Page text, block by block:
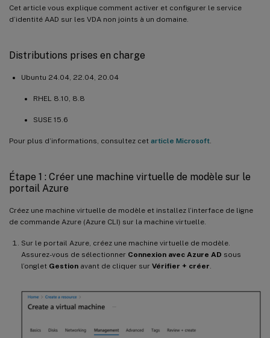
Cet article vous explique comment activer et configurer le service
d’identité AAD sur les VDA non joints à un domaine.
Distributions prises en charge
Ubuntu 24.04, 22.04, 20.04
RHEL 8.10, 8.8
SUSE 15.6
Pour plus d’informations, consultez cet article Microsoft
Étape 1 : Créer une machine virtuelle de modèle sur le
portail Azure
Créez une machine virtuelle de modèle et installez l’interface de ligne
de commande Azure (Azure CLI) sur la machine virtuelle.
Sur le portail Azure, créez une machine virtuelle de modèle.
Assurez-vous de sélectionner Connexion avec Azure AD sous
l’onglet Gestion avant de cliquer sur Vérifier + créer